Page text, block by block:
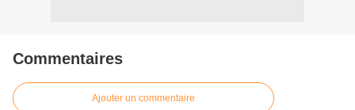
Commentaires
Ajouter un commentaire